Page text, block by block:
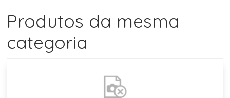
Produtos da mesma
categoria